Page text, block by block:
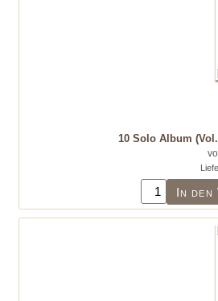
10 Solo Album
In den